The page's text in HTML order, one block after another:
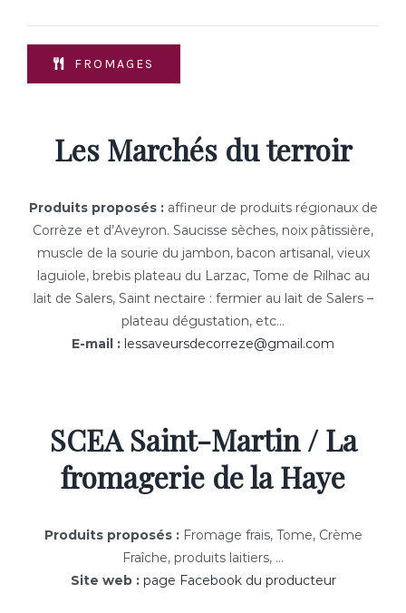
FROMAGES
Les Marchés du terroir
Produits proposés :affineur de produits régionaux de
Corrèze et d’Aveyron. Saucisse sèches, noix pâtissière,
muscle de la sourie du jambon, bacon artisanal, vieux
laguiole, brebis plateau du Larzac, Tome de Rilhac au
lait de Salers, Saint nectaire : fermier au lait de Salers –
plateau dégustation, etc…
E-mail : lessaveursdecorreze@gmail.com
SCEA Saint-Martin / La
fromagerie de la Haye
Produits proposés :Fromage frais, Tome, Crème
Fraîche, produits laitiers, …
Site web : page Facebook du producteur